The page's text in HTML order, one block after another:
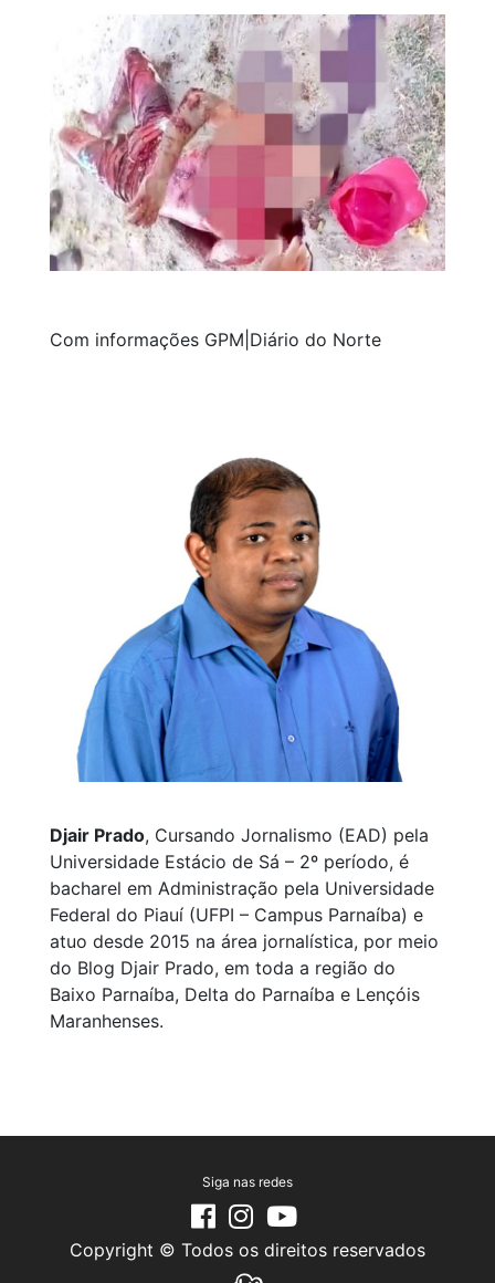
Com informações GPM|Diário do Norte
Djair Prado, Cursando Jornalismo (EAD) pela
Universidade Estácio de Sá – 2º período, é
bacharel em Administração pela Universidade
Federal do Piauí (UFPI – Campus Parnaíba) e
atuo desde 2015 na área jornalística, por meio
do Blog Djair Prado, em toda a região do
Baixo Parnaíba, Delta do Parnaíba e Lençóis
Maranhenses.
Siga nas redes
Copyright © Todos os direitos reservados